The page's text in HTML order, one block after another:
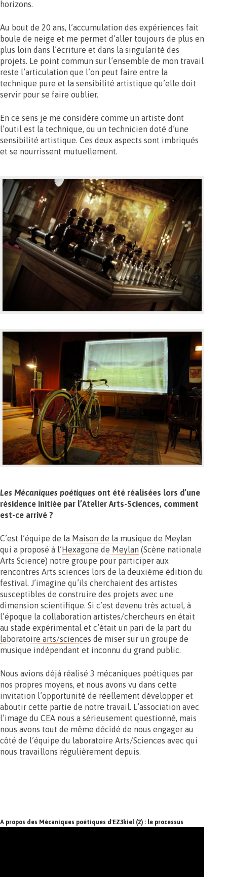
horizons.
Au bout de 20 ans, l’accumulation des expériences fait
boule de neige et me permet d’aller toujours de plus en
plus loin dans l’écriture et dans la singularité des
projets. Le point commun sur l’ensemble de mon travail
reste l’articulation que l’on peut faire entre la
technique pure et la sensibilité artistique qu’elle doit
servir pour se faire oublier.
En ce sens je me considère comme un artiste dont
l’outil est la technique, ou un technicien doté d’une
sensibilité artistique. Ces deux aspects sont imbriqués
et se nourrissent mutuellement.
Les Mécaniques poétiques ont été réalisées lors d’une
résidence initiée par l’Atelier Arts-Sciences, comment
est-ce arrivé ?
C’est l’équipe de la Maison de la musique de Meylan
qui a proposé à l’Hexagone de Meylan (Scène nationale
Arts Science) notre groupe pour participer aux
rencontres Arts sciences lors de la deuxième édition du
festival. J’imagine qu’ils cherchaient des artistes
susceptibles de construire des projets avec une
dimension scientifique. Si c’est devenu très actuel, à
l’époque la collaboration artistes/chercheurs en était
au stade expérimental et c’était un pari de la part du
laboratoire arts/sciences de miser sur un groupe de
musique indépendant et inconnu du grand public.
Nous avions déjà réalisé 3 mécaniques poétiques par
nos propres moyens, et nous avons vu dans cette
invitation l’opportunité de réellement développer et
aboutir cette partie de notre travail. L’association avec
l’image du CEA nous a sérieusement questionné, mais
nous avons tout de même décidé de nous engager au
côté de l’équipe du laboratoire Arts/Sciences avec qui
nous travaillons régulièrement depuis.
A propos des Mécaniques poétiques d'EZ3kiel (2) : le processus